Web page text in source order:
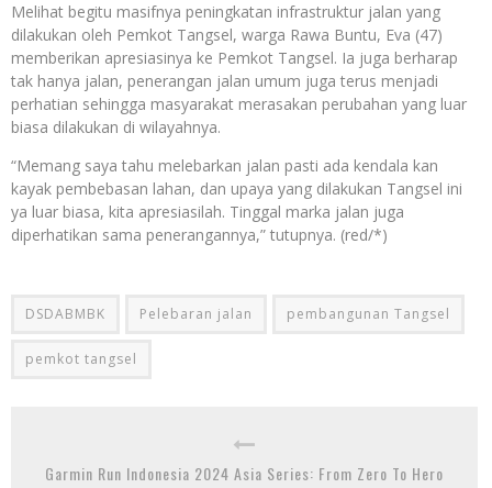
Melihat begitu masifnya peningkatan infrastruktur jalan yang
dilakukan oleh Pemkot Tangsel, warga Rawa Buntu, Eva (47)
memberikan apresiasinya ke Pemkot Tangsel. Ia juga berharap
tak hanya jalan, penerangan jalan umum juga terus menjadi
perhatian sehingga masyarakat merasakan perubahan yang luar
biasa dilakukan di wilayahnya.
“Memang saya tahu melebarkan jalan pasti ada kendala kan
kayak pembebasan lahan, dan upaya yang dilakukan Tangsel ini
ya luar biasa, kita apresiasilah. Tinggal marka jalan juga
diperhatikan sama penerangannya,” tutupnya. (red/*)
DSDABMBK Pelebaran jalan pembangunan Tangsel
pemkot tangsel
Garmin Run Indonesia 2024 Asia Series: From Zero To Hero